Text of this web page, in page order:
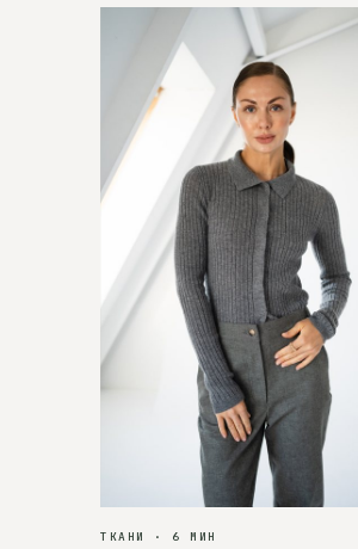
ТКАНИ · 6 МИН